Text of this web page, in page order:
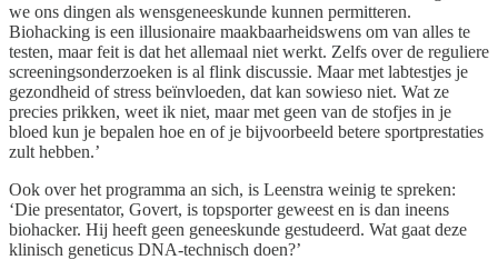
we ons dingen als wensgeneeskunde kunnen permitteren.
Biohacking is een illusionaire maakbaarheidswens om van alles te
testen, maar feit is dat het allemaal niet werkt. Zelfs over de reguliere
screeningsonderzoeken is al flink discussie. Maar met labtestjes je
gezondheid of stress beïnvloeden, dat kan sowieso niet. Wat ze
precies prikken, weet ik niet, maar met geen van de stofjes in je
bloed kun je bepalen hoe en of je bijvoorbeeld betere sportprestaties
zult hebben.’
Ook over het programma an sich, is Leenstra weinig te spreken:
‘Die presentator, Govert, is topsporter geweest en is dan ineens
biohacker. Hij heeft geen geneeskunde gestudeerd. Wat gaat deze
klinisch geneticus DNA-technisch doen?’